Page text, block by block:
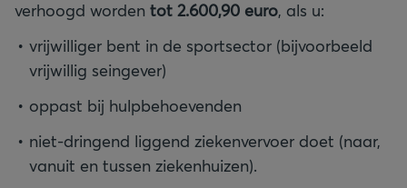
verhoogd worden tot 2.600,90 euro, als u:
vrijwilliger bent in de sportsector (bijvoorbeeld
vrijwillig seingever)
oppast bij hulpbehoevenden
niet-dringend liggend ziekenvervoer doet (naar,
vanuit en tussen ziekenhuizen).